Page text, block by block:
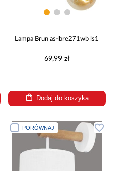
Lampa Brun as-bre271wb ls1
69,99 zł
Dodaj do koszyka
PORÓWNAJ